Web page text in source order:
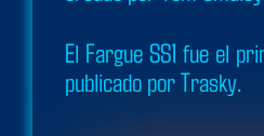
El Fargue SS1 fue el
publicado por Trasky.